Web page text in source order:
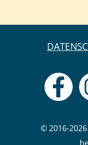
© 2016-2026